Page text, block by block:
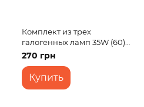
Комплект из трех
галогенных ламп 35W (60)
GU10 WW MR16 Br 220V
270 грн
Купить